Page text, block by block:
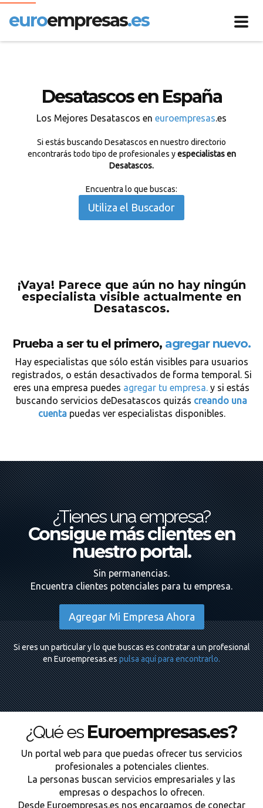
euroempresas.es
Desatascos en España
Los Mejores Desatascos en euroempresas.es
Si estás buscando Desatascos en nuestro directorio
encontrarás todo tipo de profesionales yespecialistas en
Desatascos.
Encuentra lo que buscas:
Utiliza el Buscador
¡Vaya! Parece que aún no hay ningún
especialista visible actualmente en
Desatascos.
Prueba a ser tu el primero, agregar nuevo.
Hay especialistas que sólo están visibles para usuarios
registrados, o están desactivados de forma temporal. Si
eres una empresa puedes agregar tu empresa. y si estás
buscando servicios deDesatascos quizás creando una
cuentapuedas ver especialistas disponibles.
¿Tienes una empresa?
Consigue más clientes en
nuestro portal.
Sin permanencias.
Encuentra clientes potenciales para tu empresa.
Agregar Mi Empresa Ahora
Si eres un particular y lo que buscas es contratar a un profesional
en Euroempresas.espulsa aquí para encontrarlo.
¿Qué esEuroempresas.es?
Un portal web para que puedas ofrecer tus servicios
profesionales a potenciales clientes.
La personas buscan servicios empresariales y las
empresas o despachos lo ofrecen.
Desde Euroempresas.es nos encargamos de conectar